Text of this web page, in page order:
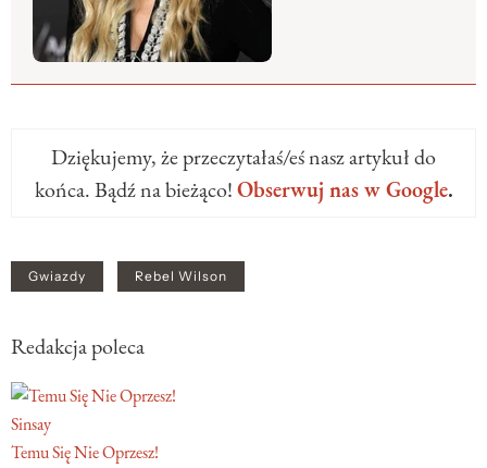
Dziękujemy, że przeczytałaś/eś nasz artykuł do
końca. Bądź na bieżąco!Obserwuj nas w Google.
Gwiazdy Rebel Wilson
Redakcja poleca
Sinsay
Temu Się Nie Oprzesz!